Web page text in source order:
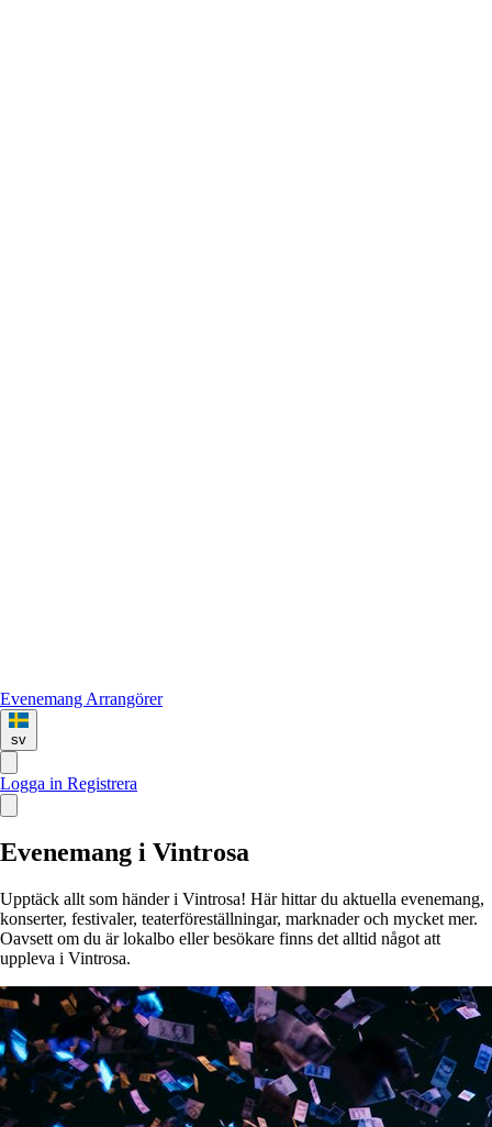
Evenemang Arrangörer
sv
Logga in Registrera
Evenemang i Vintrosa
Upptäck allt som händer i Vintrosa! Här hittar du aktuella evenemang,
konserter, festivaler, teaterföreställningar, marknader och mycket mer.
Oavsett om du är lokalbo eller besökare finns det alltid något att
uppleva i Vintrosa.